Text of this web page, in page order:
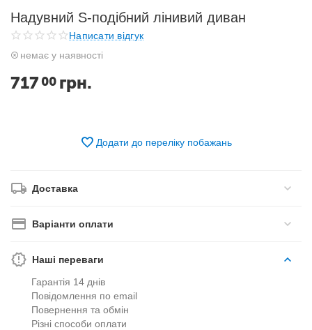
Надувний S-подібний лінивий диван
Написати відгук
немає у наявності
717 00 грн.
Додати до переліку побажань
Доставка
Варіанти оплати
Наші переваги
Гарантія 14 днів
Повідомлення по email
Повернення та обмін
Різні способи оплати